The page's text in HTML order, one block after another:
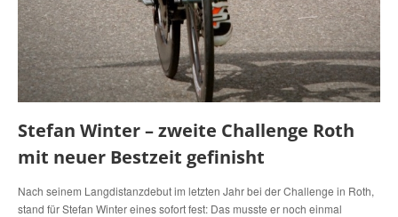
Stefan Winter – zweite Challenge Roth
mit neuer Bestzeit gefinisht
Nach seinem Langdistanzdebut im letzten Jahr bei der Challenge in Roth,
stand für Stefan Winter eines sofort fest: Das musste er noch einmal